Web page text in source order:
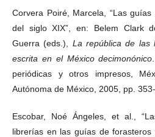
Corvera Poiré, Marcela, “Las
del siglo XIX”, en: Belem Clark
Guerra (eds.), La república de las
escrita en el México decimonónico
periódicas y otros impresos,
Autónoma de México, 2005, pp. 353-
Escobar, Noé Ángeles, et al.,
librerías en las guías de